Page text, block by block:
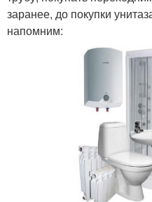
заранее, до покупки
напомним: